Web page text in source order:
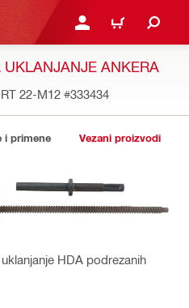
PRIJAVITE SE ILI SE
KORPA
ANKERA
22-M12 #333434
i primene Vezani proizvodi
HDA podrezanih